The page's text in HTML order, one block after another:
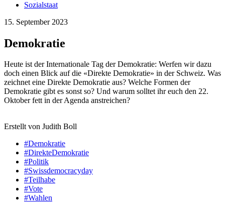
Sozialstaat
15. September 2023
Demokratie
Heute ist der Internationale Tag der Demokratie: Werfen wir dazu
doch einen Blick auf die «Direkte Demokratie» in der Schweiz. Was
zeichnet eine Direkte Demokratie aus? Welche Formen der
Demokratie gibt es sonst so? Und warum solltet ihr euch den 22.
Oktober fett in der Agenda anstreichen?
Erstellt von Judith Boll
#Demokratie
#DirekteDemokratie
#Politik
#Swissdemocracyday
#Teilhabe
#Vote
#Wahlen